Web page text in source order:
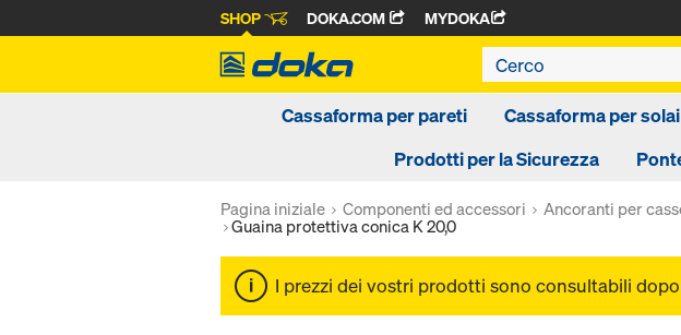
SHOP DOKA.COM MYDOKA
Cassaforma per pareti Cassaforma per solai
Prodotti per la Sicurezza
Pagina iniziale Componenti ed accessori Ancoranti per
Guaina protettiva conica K 20,0
I prezzi dei vostri prodotti sono consultabili